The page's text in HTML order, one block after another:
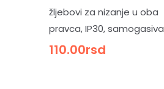
žljebovi za nizanje u oba
pravca, IP30, samogasiva
110.00rsd